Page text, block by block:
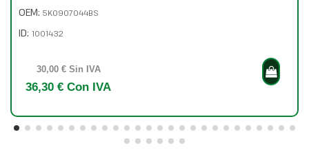
OEM: 5K0907044BS
ID: 1001432
30,00 € Sin IVA
36,30 € Con IVA